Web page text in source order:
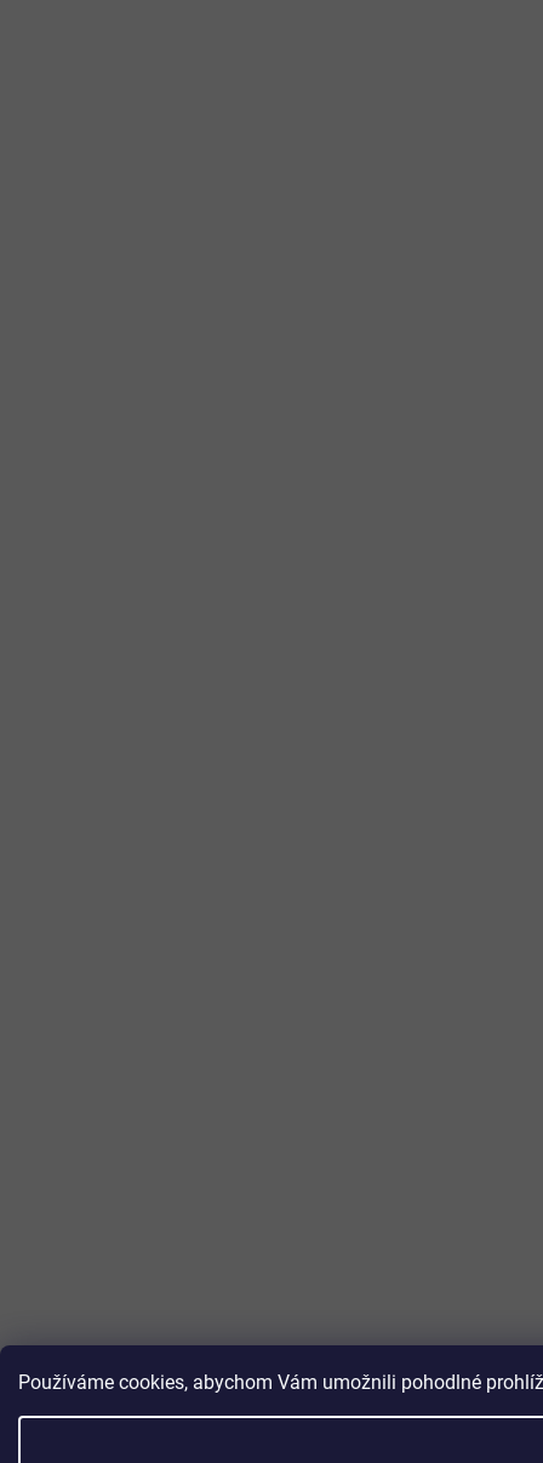
Používáme cookies, abychom Vám umožnili pohodlné